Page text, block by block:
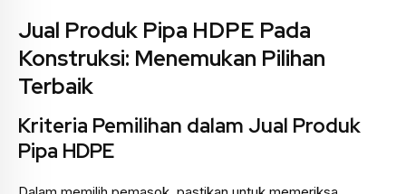
Jual Produk Pipa HDPE Pada
Konstruksi: Menemukan Pilihan
Terbaik
Kriteria Pemilihan dalam Jual Produk
Pipa HDPE